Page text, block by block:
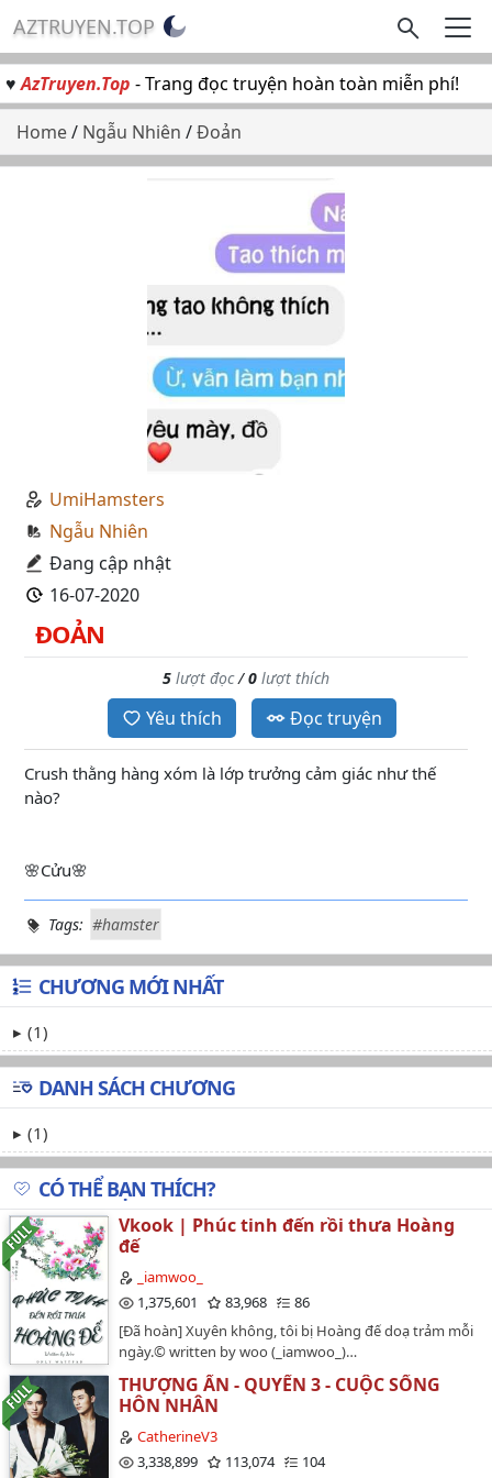
AZTRUYEN.TOP
♥AzTruyen.Top - Trang đọc truyện hoàn toàn miễn phí!
Home/ Ngẫu Nhiên /Đoản
UmiHamsters
Ngẫu Nhiên
Đang cập nhật
16-07-2020
ĐOẢN
5 lượt đọc/0 lượt thích
Yêu thích Đọc truyện
Crush thằng hàng xóm là lớp trưởng cảm giác như thế
nào?
🌸Cửu🌸
Tags: #hamster
CHƯƠNG MỚI NHẤT
(1)
DANH SÁCH CHƯƠNG
(1)
CÓ THỂ BẠN THÍCH?
Vkook | Phúc tinh đến rồi thưa Hoàng
đế
_iamwoo_
1,375,601
83,968
86
[Đã hoàn] Xuyên không, tôi bị Hoàng đế doạ trảm mỗi
ngày.© written by woo (_iamwoo_)…
THƯỢNG ẨN - QUYỂN 3 - CUỘC SỐNG
HÔN NHÂN
CatherineV3
3,338,899
113,074
104